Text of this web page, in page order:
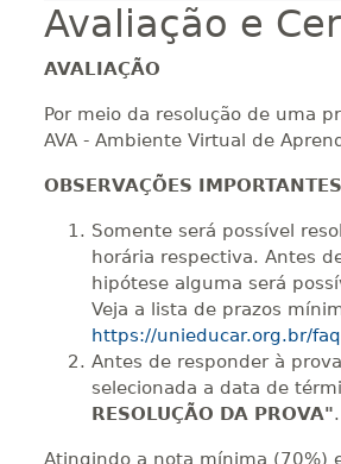
420 H 53
Avaliação e
AVALIAÇÃO
Por meio da resolução de uma
AVA - Ambiente Virtual de
OBSERVAÇÕES
Somente será possível
horária respectiva. Antes
hipótese alguma será
Veja a lista de prazos
https://unieducar.org.br/faq
Antes de responder à
selecionada a data de
RESOLUÇÃO DA PROVA".
Atingindo a nota mínima (70%)